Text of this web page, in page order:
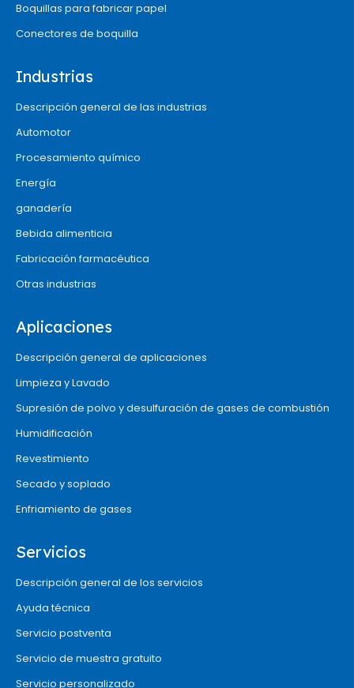
Boquillas para fabricar papel
Conectores de boquilla
Industrias
Descripción general de las industrias
Automotor
Procesamiento químico
Energía
ganadería
Bebida alimenticia
Fabricación farmacéutica
Otras industrias
Aplicaciones
Descripción general de aplicaciones
Limpieza y Lavado
Supresión de polvo y desulfuración de gases de combustión
Humidificación
Revestimiento
Secado y soplado
Enfriamiento de gases
Servicios
Descripción general de los servicios
Ayuda técnica
Servicio postventa
Servicio de muestra gratuito
Servicio personalizado